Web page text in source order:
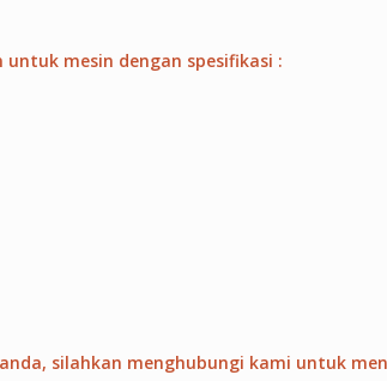
mesin dengan spesifikasi :
silahkan menghubungi kami untuk